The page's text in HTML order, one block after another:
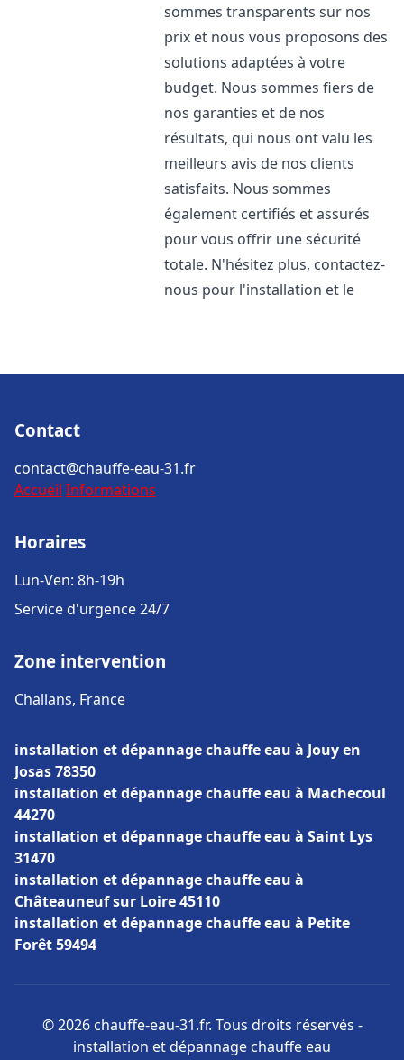
sommes transparents sur nos
prix et nous vous proposons des
solutions adaptées à votre
budget. Nous sommes fiers de
nos garanties et de nos
résultats, qui nous ont valu les
meilleurs avis de nos clients
satisfaits. Nous sommes
également certifiés et assurés
pour vous offrir une sécurité
totale. N'hésitez plus, contactez-
nous pour l'installation et le
Contact
contact@chauffe-eau-31.fr
Accueil Informations
Horaires
Lun-Ven: 8h-19h
Service d'urgence 24/7
Zone intervention
Challans, France
installation et dépannage chauffe eau à Jouy en
Josas 78350
installation et dépannage chauffe eau à Machecoul
44270
installation et dépannage chauffe eau à Saint Lys
31470
installation et dépannage chauffe eau à
Châteauneuf sur Loire 45110
installation et dépannage chauffe eau à Petite
Forêt 59494
© 2026 chauffe-eau-31.fr. Tous droits réservés -
installation et dépannage chauffe eau